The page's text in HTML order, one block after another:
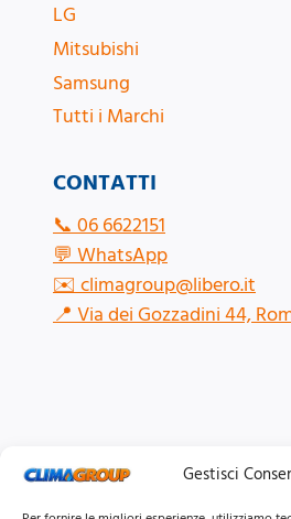
Gestisci
CONTATTI
📞06 6622151
💬WhatsApp
✉️climagroup@libero.it
📍Via dei Gozzadini 44,
LG
Mitsubishi
Samsung
Tutti i Marchi